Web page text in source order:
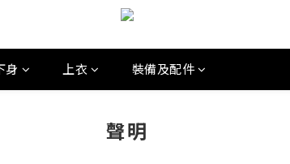
身 上衣 裝備及配件
聲明